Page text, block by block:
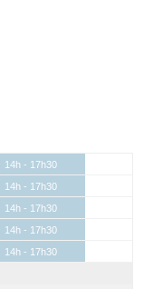
14h - 17h30
14h - 17h30
14h - 17h30
14h - 17h30
14h - 17h30